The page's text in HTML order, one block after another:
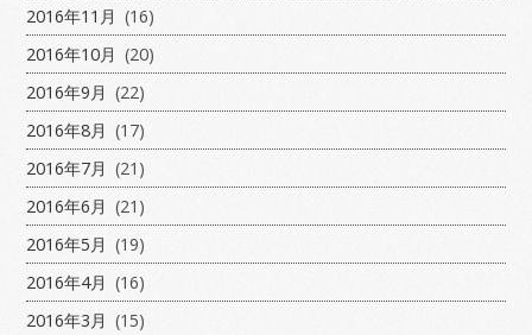
2016年11月 (16)
2016年10月 (20)
2016年9月 (22)
2016年8月 (17)
2016年7月 (21)
2016年6月 (21)
2016年5月 (19)
2016年4月 (16)
2016年3月 (15)